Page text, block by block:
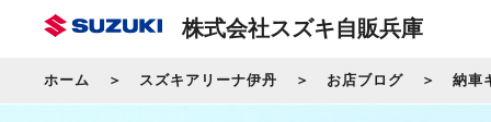
株式会社スズキ自販兵庫
ホーム スズキアリーナ伊丹 お店ブログ 納車